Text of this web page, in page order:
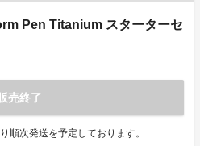
Pen Titanium スターターセ
売終了
順次発送を予定しております。